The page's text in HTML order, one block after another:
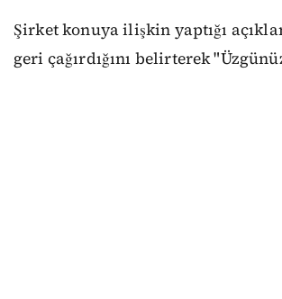
Şirket konuya ilişkin yaptığı
geri çağırdığını belirterek